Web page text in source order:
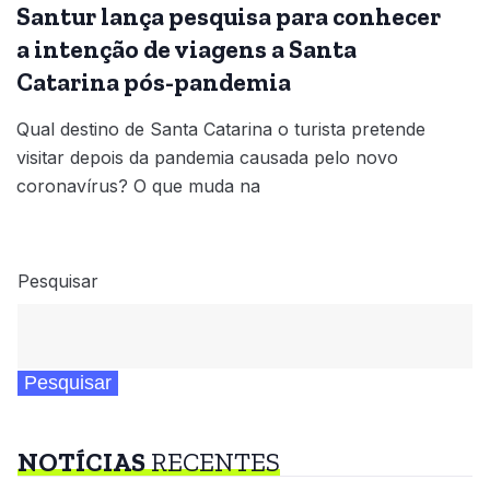
Santur lança pesquisa para conhecer
a intenção de viagens a Santa
Catarina pós-pandemia
Qual destino de Santa Catarina o turista pretende
visitar depois da pandemia causada pelo novo
coronavírus? O que muda na
Pesquisar
Pesquisar
NOTÍCIASRECENTES